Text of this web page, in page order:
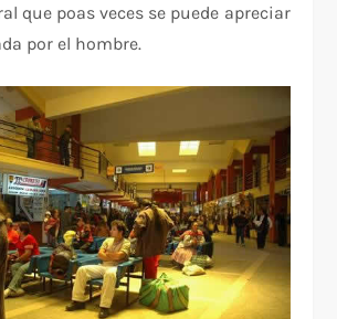
que poas veces se puede apreciar
por el hombre.